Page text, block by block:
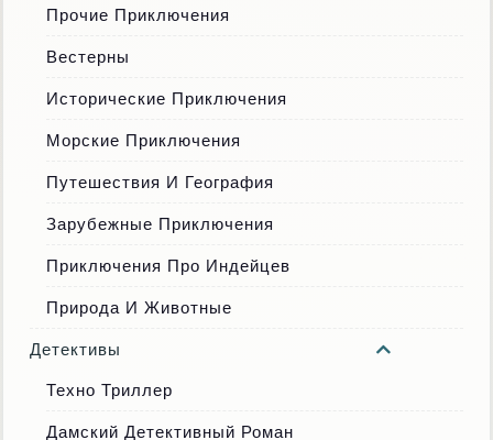
Прочие Приключения
Вестерны
Исторические Приключения
Морские Приключения
Путешествия И География
Зарубежные Приключения
Приключения Про Индейцев
Природа И Животные
Детективы
Техно Триллер
Дамский Детективный Роман